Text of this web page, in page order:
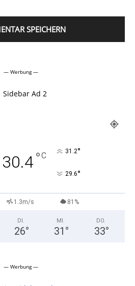
— Werbung —
30.4°C 31.2°
29.6°
1.3m/s 81%
DI.
26°
MI.
31 °
DO.
33°
— Werbung —